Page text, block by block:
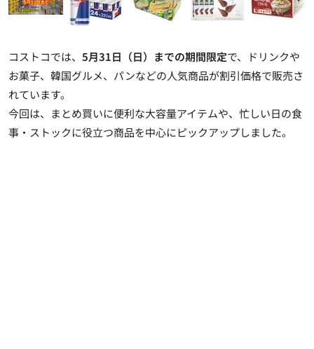
コストコでは、 5月31日（日）までの期間限定で、ドリンクや
お菓子、韓国グルメ、パンなどの人気商品が割引価格で販売さ
れています。
今回は、まとめ買いに便利な大容量アイテムや、忙しい日の食
事・ストックに役立つ商品を中心にピックアップしました。